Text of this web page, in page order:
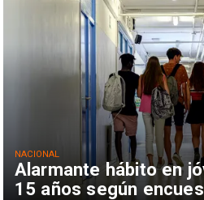
Alarmante hábito en
15 años según
NACIONAL